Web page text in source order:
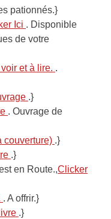
pationnés.}
Ici . Disponible
de votre
et à lire. .
.}
. Ouvrage de
couverture) .}
.}
en Route.,Clicker
. A offrir.}
.}